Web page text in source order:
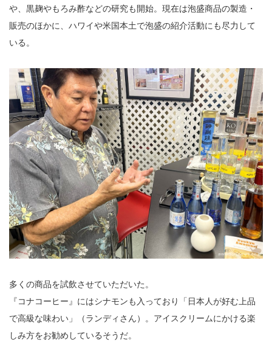
や、黒麹やもろみ酢などの研究も開始。現在は泡盛商品の製造・
販売のほかに、ハワイや米国本土で泡盛の紹介活動にも尽力して
いる。
多くの商品を試飲させていただいた。
『コナコーヒー』にはシナモンも入っており「日本人が好む上品
で高級な味わい」（ランディさん）。アイスクリームにかける楽
しみ方をお勧めしているそうだ。